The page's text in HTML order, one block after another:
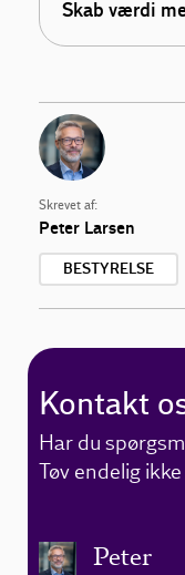
Skab værdi
Skrevet af:
Peter Larsen
BESTYRELSE
Kontakt
Har du
Tøv endelig
Peter